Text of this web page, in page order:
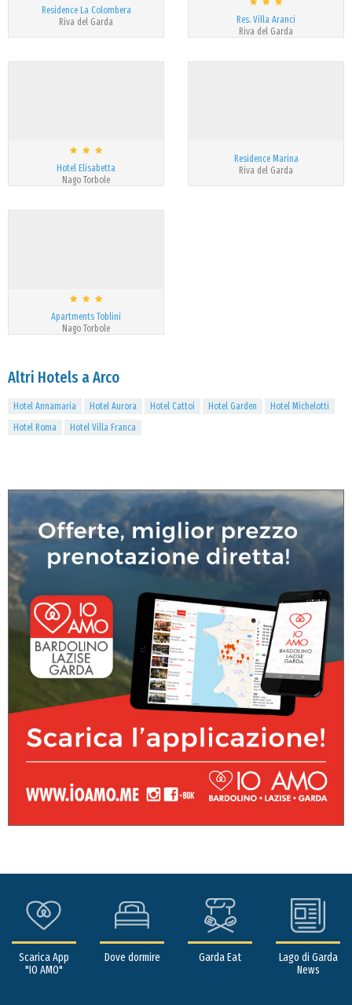
Residence La Colombera
Riva del Garda
Res. Villa Aranci
Riva del Garda
Hotel Elisabetta
Nago Torbole
Residence Marina
Riva del Garda
Apartments Toblini
Nago Torbole
Altri Hotels a Arco
Hotel Annamaria Hotel Aurora Hotel Cattoi Hotel Garden
Hotel Michelotti
Hotel Roma
Hotel Villa Franca
Scarica App
"IO AMO"
Dove dormire Garda Eat
Lago di Garda
News